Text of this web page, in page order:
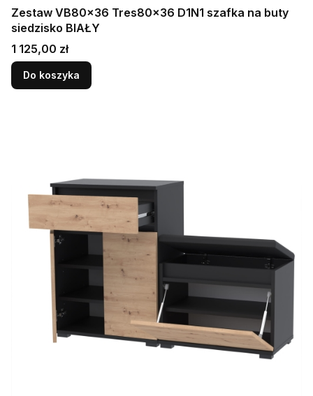
Zestaw VB80x36 Tres80x36 D1N1 szafka na buty
siedzisko BIAŁY
Cena
1 125,00 zł
Do koszyka